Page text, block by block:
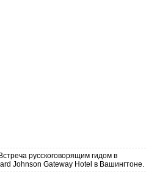
русскоговорящим гидом в
Johnson Gateway Hotel в Вашингтоне.